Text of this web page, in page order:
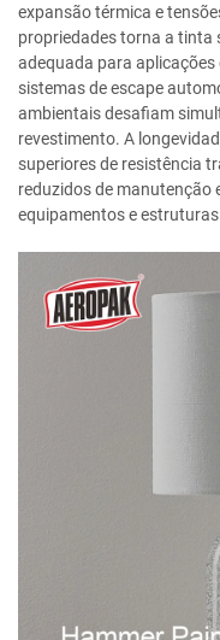
expansão térmica e
propriedades torna a tinta
adequada para
sistemas de escape
ambientais desafiam
revestimento. A
superiores de resistência
reduzidos de manutenção
equipamentos e